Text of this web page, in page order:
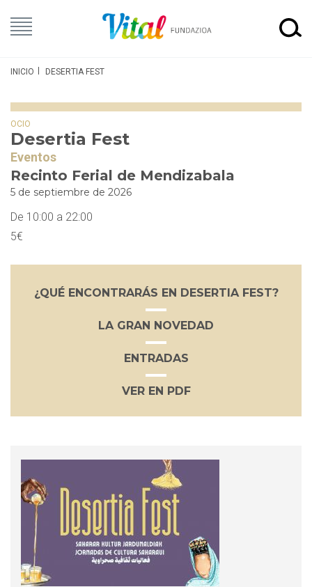
INICIO DESERTIA FEST
OCIO
Desertia Fest
Eventos
Recinto Ferial de Mendizabala
5 de septiembre de 2026
De 10:00 a 22:00
5€
¿QUÉ ENCONTRARÁS EN DESERTIA FEST?
LA GRAN NOVEDAD
ENTRADAS
VER EN PDF